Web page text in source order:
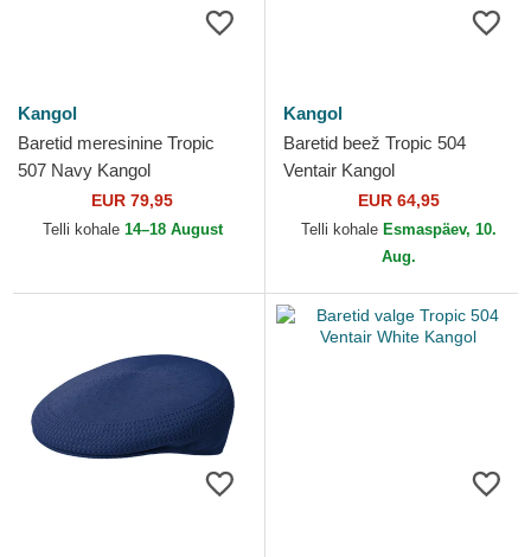
Kangol
Baretid meresinine Tropic
507 Navy Kangol
EUR 79,95
Telli kohale 14–18 August
Kangol
Baretid beež Tropic 504
Ventair Kangol
EUR 64,95
Telli kohale Esmaspäev, 10.
Aug.